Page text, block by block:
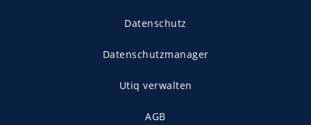
Datenschutz
Datenschutzmanager
Utiq verwalten
AGB